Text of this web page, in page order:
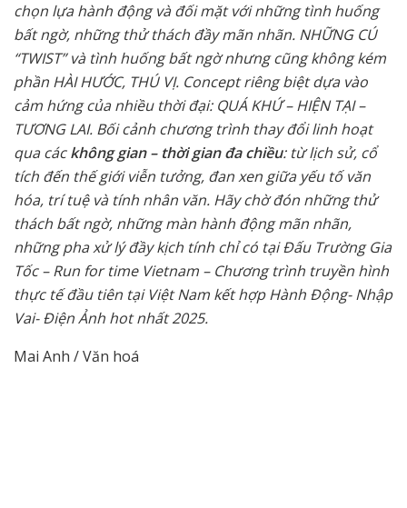
chọn lựa hành động và đối mặt với những tình huống
bất ngờ, những thử thách đầy mãn nhãn. NHỮNG CÚ
“TWIST” và tình huống bất ngờ nhưng cũng không kém
phần HÀI HƯỚC, THÚ VỊ. Concept riêng biệt dựa vào
cảm hứng của nhiều thời đại: QUÁ KHỨ – HIỆN TẠI –
TƯƠNG LAI. Bối cảnh chương trình thay đổi linh hoạt
qua cáckhông gian – thời gian đa chiều: từ lịch sử, cổ
tích đến thế giới viễn tưởng, đan xen giữa yếu tố văn
hóa, trí tuệ và tính nhân văn. Hãy chờ đón những thử
thách bất ngờ, những màn hành động mãn nhãn,
những pha xử lý đầy kịch tính chỉ có tại Đấu Trường Gia
Tốc – Run for time Vietnam – Chương trình truyền hình
thực tế đầu tiên tại Việt Nam kết hợp Hành Động- Nhập
Vai- Điện Ảnh hot nhất 2025.
Mai Anh / Văn hoá